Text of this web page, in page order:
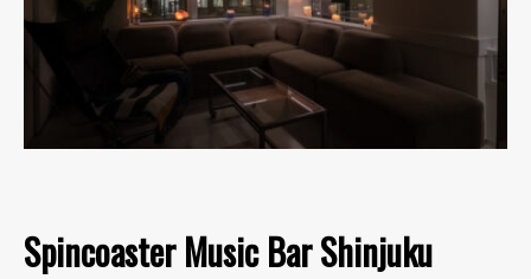
Spincoaster Music Bar Shinjuku